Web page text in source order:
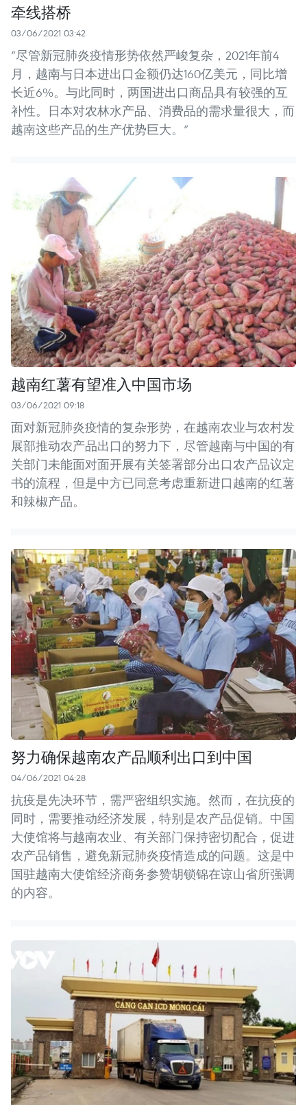
牵线搭桥
03/06/2021 03:42
“尽管新冠肺炎疫情形势依然严峻复杂，2021年前4
月，越南与日本进出口金额仍达160亿美元，同比增
长近6%。与此同时，两国进出口商品具有较强的互
补性。日本对农林水产品、消费品的需求量很大，而
越南这些产品的生产优势巨大。”
越南红薯有望准入中国市场
03/06/2021 09:18
面对新冠肺炎疫情的复杂形势，在越南农业与农村发
展部推动农产品出口的努力下，尽管越南与中国的有
关部门未能面对面开展有关签署部分出口农产品议定
书的流程，但是中方已同意考虑重新进口越南的红薯
和辣椒产品。
努力确保越南农产品顺利出口到中国
04/06/2021 04:28
抗疫是先决环节，需严密组织实施。然而，在抗疫的
同时，需要推动经济发展，特别是农产品促销。中国
大使馆将与越南农业、有关部门保持密切配合，促进
农产品销售，避免新冠肺炎疫情造成的问题。这是中
国驻越南大使馆经济商务参赞胡锁锦在谅山省所强调
的内容。